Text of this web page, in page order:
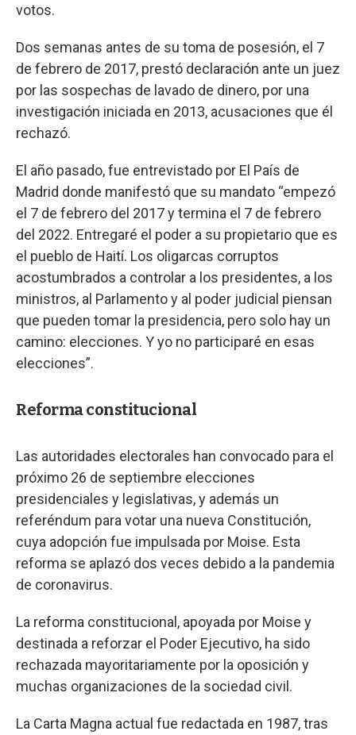
votos.
Dos semanas antes de su toma de posesión, el 7
de febrero de 2017, prestó declaración ante un juez
por las sospechas de lavado de dinero, por una
investigación iniciada en 2013, acusaciones que él
rechazó.
El año pasado, fue entrevistado por El País de
Madrid donde manifestó que su mandato “empezó
el 7 de febrero del 2017 y termina el 7 de febrero
del 2022. Entregaré el poder a su propietario que es
el pueblo de Haití. Los oligarcas corruptos
acostumbrados a controlar a los presidentes, a los
ministros, al Parlamento y al poder judicial piensan
que pueden tomar la presidencia, pero solo hay un
camino: elecciones. Y yo no participaré en esas
elecciones”.
Reforma constitucional
Las autoridades electorales han convocado para el
próximo 26 de septiembre elecciones
presidenciales y legislativas, y además un
referéndum para votar una nueva Constitución,
cuya adopción fue impulsada por Moise. Esta
reforma se aplazó dos veces debido a la pandemia
de coronavirus.
La reforma constitucional, apoyada por Moise y
destinada a reforzar el Poder Ejecutivo, ha sido
rechazada mayoritariamente por la oposición y
muchas organizaciones de la sociedad civil.
La Carta Magna actual fue redactada en 1987, tras